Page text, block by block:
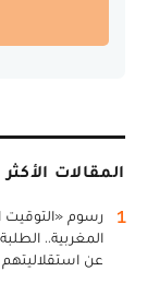
المقالات
1
رسوم «التوقيت
المغربية..
عن استقلاليتهم